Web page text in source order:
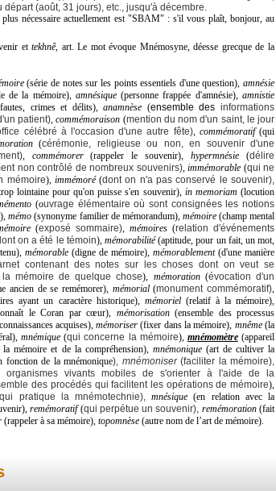
(août, 31 jours), etc., jusqu'à décembre.
plus nécessaire actuellement est "SBAM" : s'il vous plaît, bonjour, au
ettekhnê, art. Le mot évoque Mnémosyne, déesse grecque de la
(série de notes sur les points essentiels d'une question),amnésie
de la mémoire), amnésique(personne frappée d'amnésie),amnistie
crimes et délits),anamnèse (ensemble des informations
patient), commémoraison (mention du nom d'un saint, le jour
célébré à l'occasion d'une autre fête), commémoratif(qui
(cérémonie, religieuse ou non, en souvenir d'une
, commémorer(rappeler le souvenir),hypermnésie (délire
non contrôlé de nombreux souvenirs),immémorable (qui ne
mémoire), immémoré(dont on n'a pas conservé le souvenir),
lointaine pour qu'on puisse s'en souvenir), in memoriam (locution
(ouvrage élémentaire où sont consignées les notions
), mémo (synonyme familier de mémorandum), mémoire(champ mental
(exposé sommaire), mémoires (relation d'événements
on a été le témoin), mémorabilité(aptitude, pour un fait, un mot,
mémorable (digne de mémoire), mémorablement(d'une manière
contenant des notes sur les choses dont on veut se
mémoire de quelque chose), mémoration(évocation d'un
ancien de se remémorer), mémorial(monument commémoratif),
ayant un caractère historique), mémoriel(relatif à la mémoire),
le Coran par cœur), mémorisation(ensemble des processus
acquises),mémoriser (fixer dans la mémoire), mnême(la
mnémique (qui concerne la mémoire), mnémomètre(appareil
mémoire et de la compréhension), mnémonique(art de cultiver la
fonction de la mnémonique), mnémoniser(faciliter la mémoire),
organismes vivants mobiles de s'orienter à l'aide de la
des procédés qui facilitent les opérations de mémoire),
pratique la mnémotechnie), mnésique (en relation avec la
remémoratif(qui perpétue un souvenir), remémoration(fait
(rappeler à sa mémoire), topomnèse (autre nom de l’art de mémoire).